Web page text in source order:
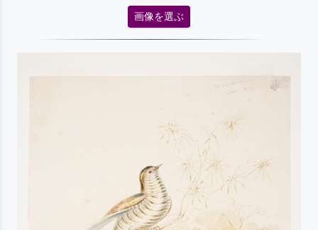
画像を選ぶ